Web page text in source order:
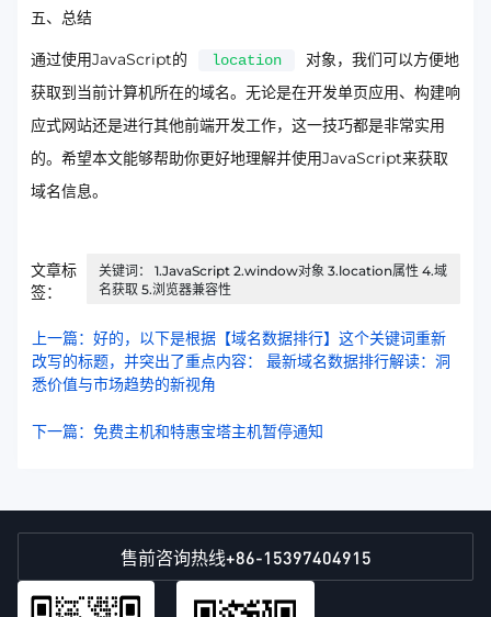
五、总结
通过使用JavaScript的 location
对象，我们可以方便地
获取到当前计算机所在的域名。无论是在开发单页应用、构建响
应式网站还是进行其他前端开发工作，这一技巧都是非常实用
的。希望本文能够帮助你更好地理解并使用JavaScript来获取
域名信息。
文章标
签：
关键词： 1.JavaScript 2.window对象 3.location属性 4.域
名获取 5.浏览器兼容性
上一篇：好的，以下是根据【域名数据排行】这个关键词重新
改写的标题，并突出了重点内容： 最新域名数据排行解读：洞
悉价值与市场趋势的新视角
下一篇：免费主机和特惠宝塔主机暂停通知
售前咨询热线+86-15397404915